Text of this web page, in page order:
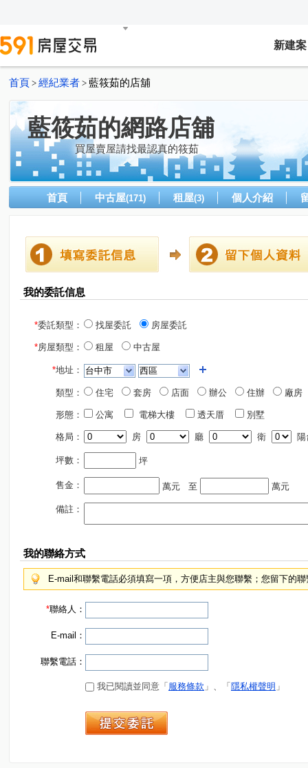
新建案
首頁 > 經紀業者 > 藍筱茹的店舖
藍筱茹的網路店舖
買屋賣屋請找最認真的筱茹
首頁 中古屋(171) 租屋(3) 個人介紹
我的委託信息
*委託類型： 找屋委託 房屋委託
*房屋類型： 租屋 中古屋
*地址：
類型： 住宅 套房 店面 辦公 住辦 廠房
形態： 公寓 電梯大樓 透天厝 別墅
格局： 房 廳 衛 陽
坪數： 坪
售金： 萬元 至 萬元
備註：
我的聯絡方式
E-mail和聯繫電話必須填寫一項，方便店主與您聯繫；您留下的
*聯絡人：
E-mail：
聯繫電話：
我已閱讀並同意「 服務條款 」、「 隱私權聲明 」